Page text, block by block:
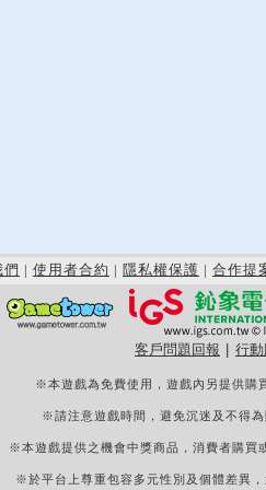
們 | 使用者合約 | 隱私權保護 | 合作提
客戶問題回報 行
※本遊戲為免費使用，遊戲內另提供購
※請注意遊戲時間，避免沉迷及不得為
※本遊戲提供之機會中獎商品，消費者購買
※於平台上尊重包容多元性別及個體差異，